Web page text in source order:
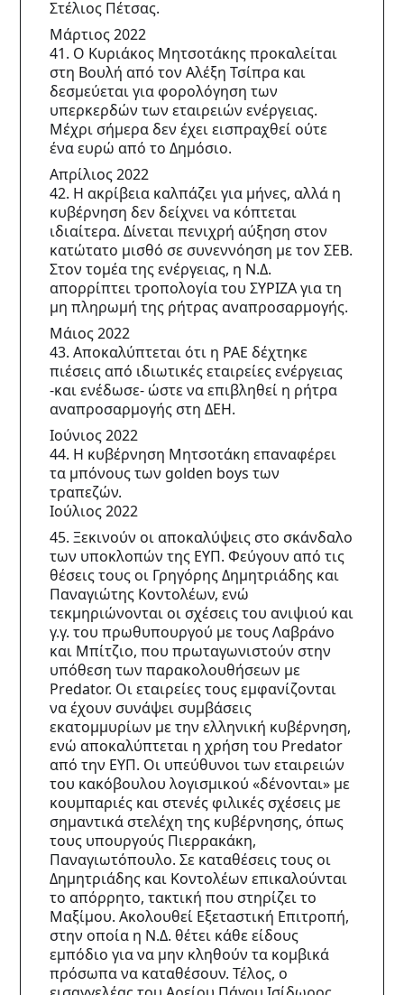
Στέλιος Πέτσας.
Μάρτιος 2022
41. Ο Κυριάκος Μητσοτάκης προκαλείται
στη Βουλή από τον Αλέξη Τσίπρα και
δεσμεύεται για φορολόγηση των
υπερκερδών των εταιρειών ενέργειας.
Μέχρι σήμερα δεν έχει εισπραχθεί ούτε
ένα ευρώ από το Δημόσιο.
Απρίλιος 2022
42. Η ακρίβεια καλπάζει για μήνες, αλλά η
κυβέρνηση δεν δείχνει να κόπτεται
ιδιαίτερα. Δίνεται πενιχρή αύξηση στον
κατώτατο μισθό σε συνεννόηση με τον ΣΕΒ.
Στον τομέα της ενέργειας, η Ν.Δ.
απορρίπτει τροπολογία του ΣΥΡΙΖΑ για τη
μη πληρωμή της ρήτρας αναπροσαρμογής.
Μάιος 2022
43. Αποκαλύπτεται ότι η ΡΑΕ δέχτηκε
πιέσεις από ιδιωτικές εταιρείες ενέργειας
-και ενέδωσε- ώστε να επιβληθεί η ρήτρα
αναπροσαρμογής στη ΔΕΗ.
Ιούνιος 2022
44. Η κυβέρνηση Μητσοτάκη επαναφέρει
τα μπόνους των golden boys των
τραπεζών.
Ιούλιος 2022
45. Ξεκινούν οι αποκαλύψεις στο σκάνδαλο
των υποκλοπών της ΕΥΠ. Φεύγουν από τις
θέσεις τους οι Γρηγόρης Δημητριάδης και
Παναγιώτης Κοντολέων, ενώ
τεκμηριώνονται οι σχέσεις του ανιψιού και
γ.γ. του πρωθυπουργού με τους Λαβράνο
και Μπίτζιο, που πρωταγωνιστούν στην
υπόθεση των παρακολουθήσεων με
Predator. Οι εταιρείες τους εμφανίζονται
να έχουν συνάψει συμβάσεις
εκατομμυρίων με την ελληνική κυβέρνηση,
ενώ αποκαλύπτεται η χρήση του Predator
από την ΕΥΠ. Οι υπεύθυνοι των εταιρειών
του κακόβουλου λογισμικού «δένονται» με
κουμπαριές και στενές φιλικές σχέσεις με
σημαντικά στελέχη της κυβέρνησης, όπως
τους υπουργούς Πιερρακάκη,
Παναγιωτόπουλο. Σε καταθέσεις τους οι
Δημητριάδης και Κοντολέων επικαλούνται
το απόρρητο, τακτική που στηρίζει το
Μαξίμου. Ακολουθεί Εξεταστική Επιτροπή,
στην οποία η Ν.Δ. θέτει κάθε είδους
εμπόδιο για να μην κληθούν τα κομβικά
πρόσωπα να καταθέσουν. Τέλος, ο